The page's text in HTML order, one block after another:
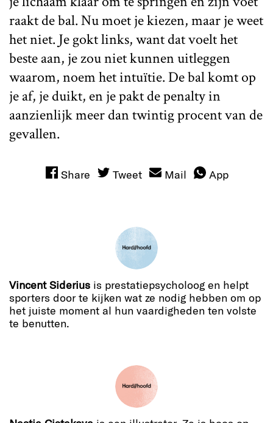
raakt de bal. Nu moet je kiezen, maar je weet
het niet. Je gokt links, want dat voelt het
beste aan, je zou niet kunnen uitleggen
waarom, noem het intuïtie. De bal komt op
je af, je duikt, en je pakt de penalty in
aanzienlijk meer dan twintig procent van de
gevallen.
Share Tweet Mail App
Vincent Siderius is prestatiepsycholoog en helpt
sporters door te kijken wat ze nodig hebben om op
het juiste moment al hun vaardigheden ten volste
te benutten.